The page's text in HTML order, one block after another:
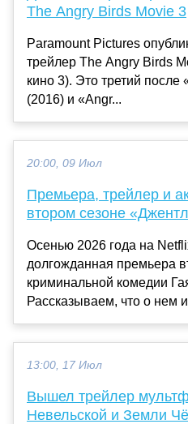
The Angry Birds Movie 3
Paramount Pictures
трейлер The Angry Birds
кино 3). Это третий после
(2016) и «Angr...
20:00, 09 Июл
Премьера, трейлер и
втором сезоне
Осенью 2026 года на
долгожданная премьера
криминальной комедии
Рассказываем, что о нем
13:00, 17 Июл
Вышел трейлер
Невельской и Земли